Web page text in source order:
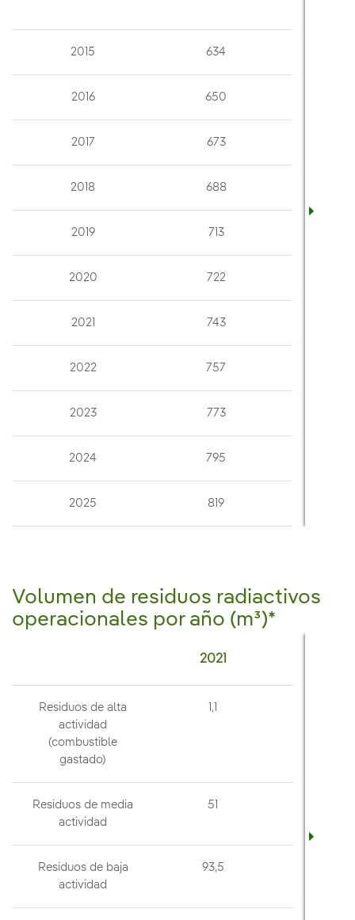
2015 634
2016 650
2017 673
2018 688
2019 713
2020 722
2021 743
2022 757
2023 773
2024 795
2025 819
Volumen de residuos radiactivos
operacionales por año (m³)*
2021
Residuos de alta
actividad
(combustible
gastado)
1,1
Residuos de media
actividad
51
Residuos de baja
actividad
93,5